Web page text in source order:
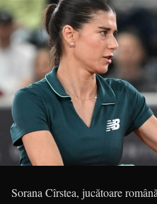
Sorana Cîrstea, jucătoare